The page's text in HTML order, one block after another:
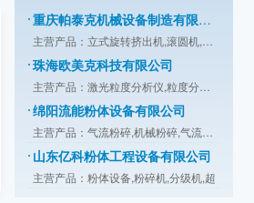
珠海欧美克科技有限公司
绵阳流能粉体设备有限公司
山东亿科粉体工程设备有限公司
主营产品：粉体设备,粉碎机,分级机,超
康柏斯粉粒体输送系统（北京）有限公司